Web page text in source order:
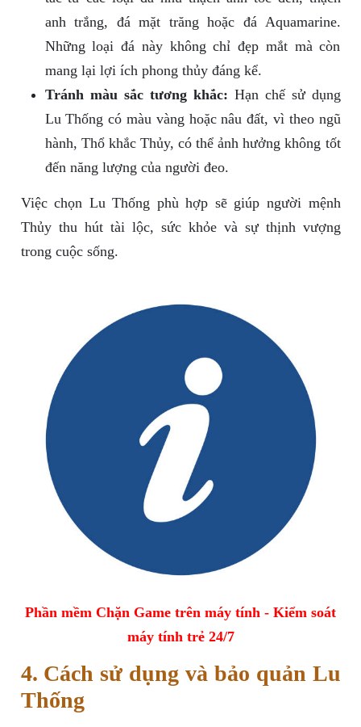
anh trắng, đá mặt trăng hoặc đá Aquamarine.
Những loại đá này không chỉ đẹp mắt mà còn
mang lại lợi ích phong thủy đáng kể.
Tránh màu sắc tương khắc: Hạn chế sử dụng
Lu Thống có màu vàng hoặc nâu đất, vì theo ngũ
hành, Thổ khắc Thủy, có thể ảnh hưởng không tốt
đến năng lượng của người đeo.
Việc chọn Lu Thống phù hợp sẽ giúp người mệnh
Thủy thu hút tài lộc, sức khỏe và sự thịnh vượng
trong cuộc sống.
Phần mềm Chặn Game trên máy tính - Kiểm soát
máy tính trẻ 24/7
4. Cách sử dụng và bảo quản Lu
Thống